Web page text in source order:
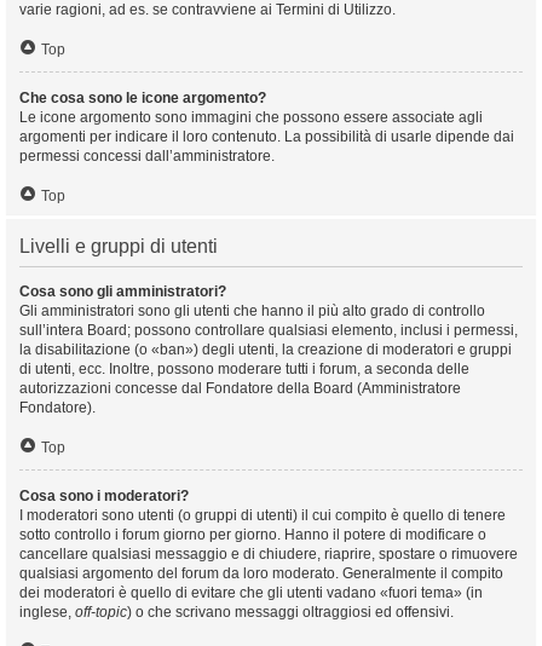
varie ragioni, ad es. se contravviene ai Termini di Utilizzo.
Top
Che cosa sono le icone argomento?
Le icone argomento sono immagini che possono essere associate agli
argomenti per indicare il loro contenuto. La possibilità di usarle dipende dai
permessi concessi dall’amministratore.
Top
Livelli e gruppi di utenti
Cosa sono gli amministratori?
Gli amministratori sono gli utenti che hanno il più alto grado di controllo
sull’intera Board; possono controllare qualsiasi elemento, inclusi i permessi,
la disabilitazione (o «ban») degli utenti, la creazione di moderatori e gruppi
di utenti, ecc. Inoltre, possono moderare tutti i forum, a seconda delle
autorizzazioni concesse dal Fondatore della Board (Amministratore
Fondatore).
Top
Cosa sono i moderatori?
I moderatori sono utenti (o gruppi di utenti) il cui compito è quello di tenere
sotto controllo i forum giorno per giorno. Hanno il potere di modificare o
cancellare qualsiasi messaggio e di chiudere, riaprire, spostare o rimuovere
qualsiasi argomento del forum da loro moderato. Generalmente il compito
dei moderatori è quello di evitare che gli utenti vadano «fuori tema» (in
inglese, off-topic) o che scrivano messaggi oltraggiosi ed offensivi.